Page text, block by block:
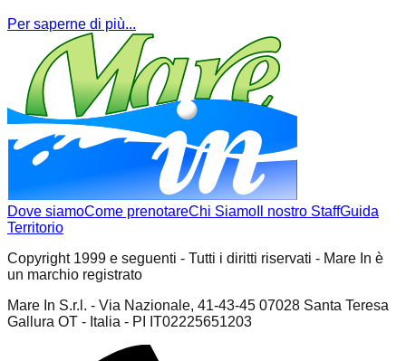
Per saperne di più...
Dove siamoCome prenotareChi Siamo Il nostro StaffGuida
Territorio
Copyright 1999 e seguenti - Tutti i diritti riservati - Mare In è
un marchio registrato
Mare In S.r.l. - Via Nazionale, 41-43-45 07028 Santa Teresa
Gallura OT - Italia - PI IT02225651203